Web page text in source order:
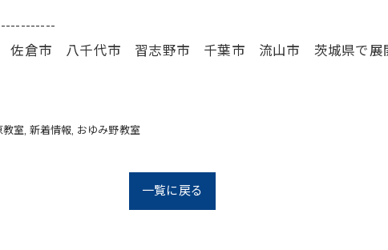
倉市 八千代市 習志野市 千葉市 流山市 茨城県で展開
室 新着情報 おゆみ野教室
一覧に戻る